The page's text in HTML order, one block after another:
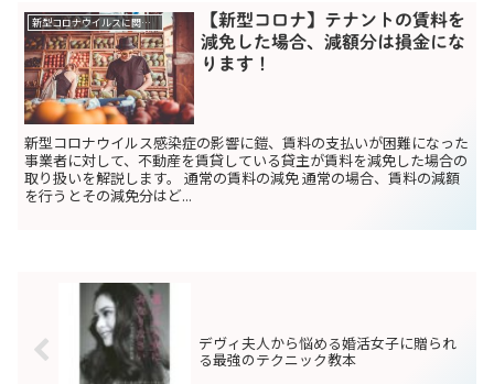
新型コロナウイルスに関する助成金関係
【新型コロナ】テナントの賃料を
減免した場合、減額分は損金にな
ります！
新型コロナウイルス感染症の影響に鎧、賃料の支払いが困難になった
事業者に対して、不動産を賃貸している貸主が賃料を減免した場合の
取り扱いを解説します。 通常の賃料の減免 通常の場合、賃料の減額
を行うとその減免分はど...
デヴィ夫人から悩める婚活女子に贈られ
る最強のテクニック教本